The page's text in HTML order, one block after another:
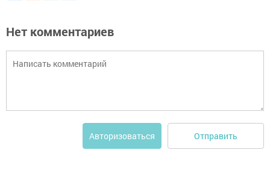
Нет комментариев
Авторизоваться Отправить